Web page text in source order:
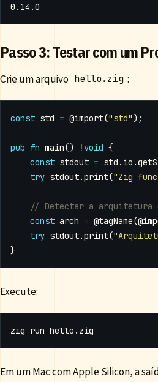
Passo 3: Testar com um
Crie um arquivo hello.zig :
const std = @import("std");
pub fn main() ! void {
const stdout = std . io .
try stdout.print("Zig
const arch = @tagName(
try stdout.print(
}
Execute:
Em um Mac com Apple Silicon, a